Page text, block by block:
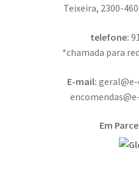
Teixeira, 2300-
telefone:
*chamada para
E-mail:
Em